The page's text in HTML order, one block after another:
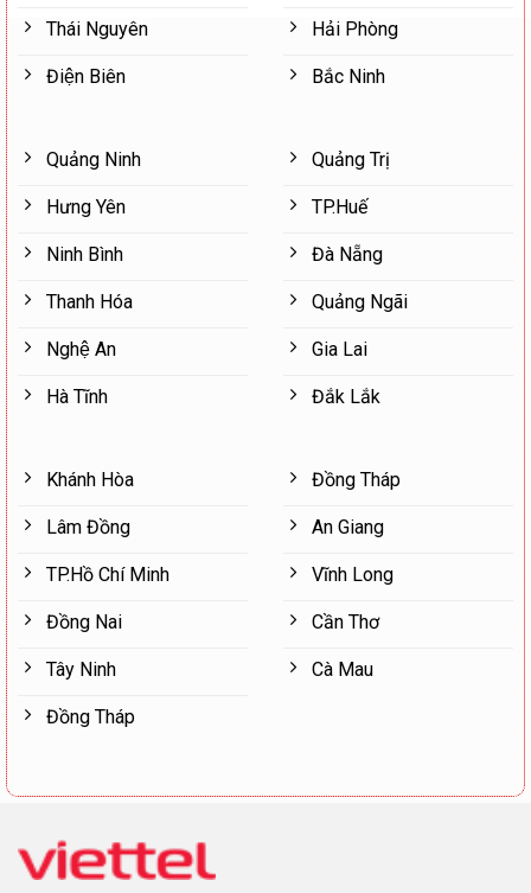
Thái Nguyên
Điện Biên
Hải Phòng
Bắc Ninh
Quảng Ninh
Hưng Yên
Ninh Bình
Thanh Hóa
Nghệ An
Hà Tĩnh
Quảng Trị
TP.Huế
Đà Nẵng
Quảng Ngãi
Gia Lai
Đắk Lắk
Khánh Hòa
Lâm Đồng
TP.Hồ Chí Minh
Đồng Nai
Tây Ninh
Đồng Tháp
Đồng Tháp
An Giang
Vĩnh Long
Cần Thơ
Cà Mau